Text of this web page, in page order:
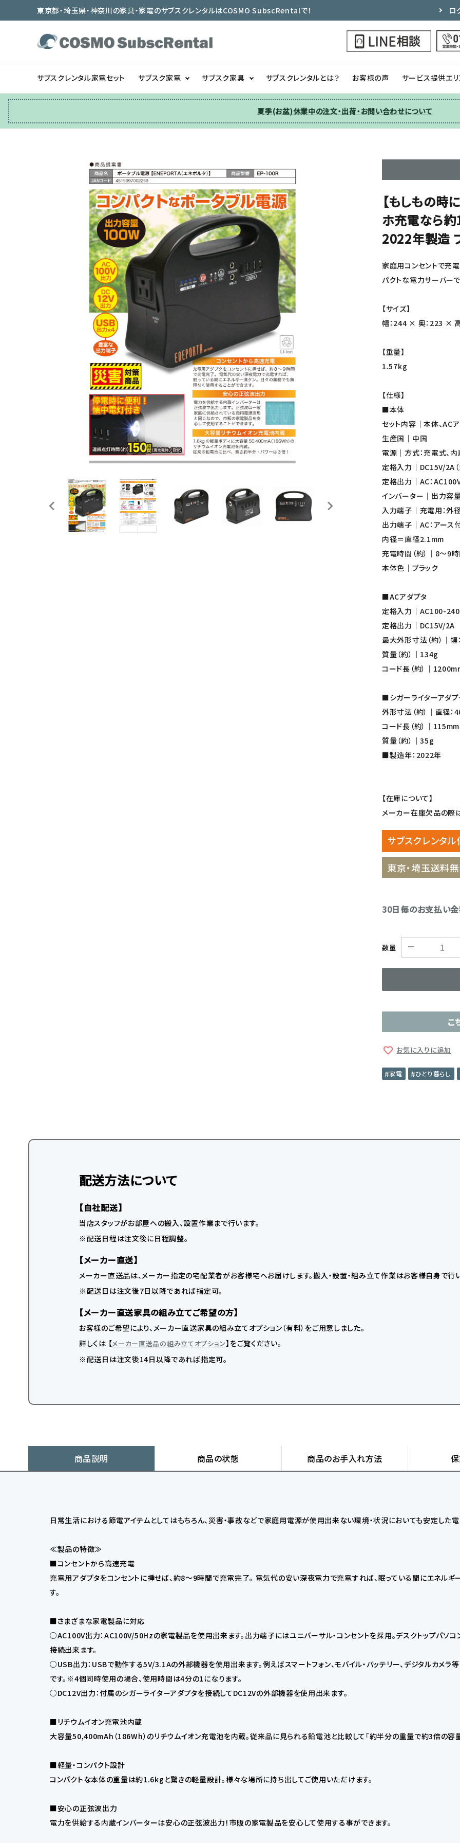
東京都・埼玉県・神奈川の家具・家電のサブスクレンタルはCOSMO SubscRentalで！ ロ
サブスクレンタル家電セット サブスク家電
冷蔵庫 洗濯機 季節家電
サブスク家具
テーブル/デスク チェア ソファー
ベッド/寝具 収納
サブスクレンタルとは？ お客様の声 サービス提供エ
夏季(お盆)休業中の注文・出荷・お問い合わせについて
【もしもの時
ホ充電なら
2022年製造
家庭用コンセントで充
パクトな電力サーバーで
【サイズ】
幅：244 × 奥：223 ×
【重量】
1.57kg
【仕様】
■本体
セット内容｜本体、AC
生産国｜中国
電源｜方式：充電式、
定格入力｜DC15V/2A（
定格出力｜AC：
インバーター｜出力容
入力端子｜充電用：
出力端子｜AC：アー
内径＝直径2.1mm
充電時間（約）｜8〜9
本体色｜ブラック
■ACアダプタ
定格入力｜AC100-
定格出力｜DC15V/2A
最大外形寸法（約）｜
質量（約）｜134g
コード長（約）｜
■シガーライターアダプ
外形寸法（約）｜直径
コード長（約）｜115mm
質量（約）｜35g
■製造年：2022年
【在庫について】
メーカー在庫欠品の際
サブスクレンタ
東京・埼玉送料
30日毎のお支払い
数量
こ
お気に入りに追加
家電 ひとり暮らし
配送方法について
【自社配送】
当店スタッフがお部屋への搬入、設置作業まで行います。
※配送日程は注文後に日程調整。
【メーカー直送】
メーカー直送品は、メーカー指定の宅配業者がお客様宅へお届けします。搬入・設置・組み立て作業はお客様自身で行
※配送日は注文後7日以降であれば指定可。
【メーカー直送家具の組み立てご希望の方】
お客様のご希望により、メーカー直送家具の組み立てオプション（有料）をご用意しました。
詳しくは 【メーカー直送品の組み立てオプション】をご覧ください。
※配送日は注文後14日以降であれば指定可。
商品説明 商品の状態 商品のお手入れ方法
日常生活における節電アイテムとしてはもちろん、災害・事故などで家庭用電源が使用出来ない環境・状況においても安定した電
≪製品の特徴≫
■コンセントから高速充電
充電用アダプタをコンセントに挿せば、約8〜9時間で充電完了。 電気代の安い深夜電力で充電すれば、眠っている間にエネルギ
す。
■さまざまな家電製品に対応
○AC100V出力：AC100V/50Hzの家電製品を使用出来ます。出力端子にはユニバーサル・コンセントを採用。デスクトップパソ
接続出来ます。
○USB出力：USBで動作する5V/3.1Aの外部機器を使用出来ます。例えばスマートフォン、モバイル・バッテリー、デジタルカメ
です。※4個同時使用の場合、使用時間は4分の1になります。
○DC12V出力：付属のシガーライターアダプタを接続してDC12Vの外部機器を使用出来ます。
■リチウムイオン充電池内蔵
大容量50,400mAh（186Wh）のリチウムイオン充電池を内蔵。従来品に見られる鉛電池と比較して「約半分の重量で約3倍の容
■軽量・コンパクト設計
コンパクトな本体の重量は約1.6kgと驚きの軽量設計。様々な場所に持ち出してご使用いただけます。
■安心の正弦波出力
電力を供給する内蔵インバーターは安心の正弦波出力！市販の家電製品を安心して使用する事ができます。